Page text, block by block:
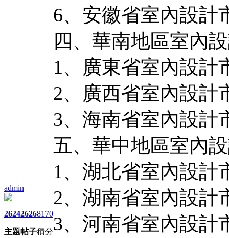
admin
2624
主題
2626
帖子
8170
積分
6、安徽省室內設計
四、華南地區室內
1、廣東省室內設計
2、廣西省室內設計
3、海南省室內設計
五、華中地區室內
1、湖北省室內設計
2、湖南省室內設計
3、河南省室內設計